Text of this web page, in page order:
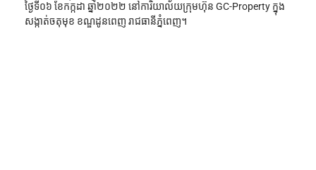
ថ្ងៃទី០៦ ខែកក្កដា ឆ្នាំ២០២២ នៅការិយាល័យក្រុមហ៊ុន GC-Property ក្នុង
សង្កាត់ចតុមុខ ខណ្ឌដូនពេញ រាជធានីភ្នំពេញ។